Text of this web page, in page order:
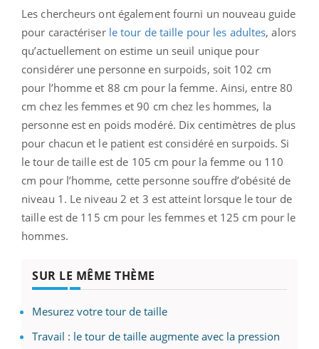
Les chercheurs ont également fourni un nouveau guide
pour caractériser le tour de taille pour les adultes, alors
qu’actuellement on estime un seuil unique pour
considérer une personne en surpoids, soit 102 cm
pour l’homme et 88 cm pour la femme. Ainsi, entre 80
cm chez les femmes et 90 cm chez les hommes, la
personne est en poids modéré. Dix centimètres de plus
pour chacun et le patient est considéré en surpoids. Si
le tour de taille est de 105 cm pour la femme ou 110
cm pour l’homme, cette personne souffre d’obésité de
niveau 1. Le niveau 2 et 3 est atteint lorsque le tour de
taille est de 115 cm pour les femmes et 125 cm pour le
hommes.
SUR LE MÊME THÈME
Mesurez votre tour de taille
Travail : le tour de taille augmente avec la pression